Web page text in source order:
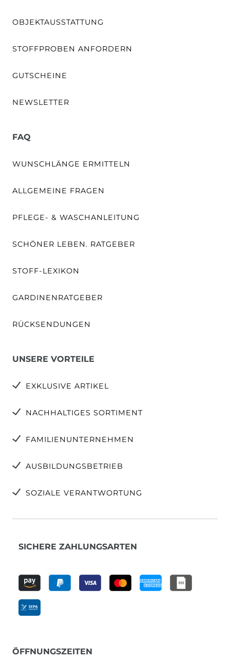
OBJEKTAUSSTATTUNG
STOFFPROBEN ANFORDERN
GUTSCHEINE
NEWSLETTER
FAQ
WUNSCHLÄNGE ERMITTELN
ALLGEMEINE FRAGEN
PFLEGE- & WASCHANLEITUNG
SCHÖNER LEBEN. RATGEBER
STOFF-LEXIKON
GARDINENRATGEBER
RÜCKSENDUNGEN
UNSERE VORTEILE
EXKLUSIVE ARTIKEL
NACHHALTIGES SORTIMENT
FAMILIENUNTERNEHMEN
AUSBILDUNGSBETRIEB
SOZIALE VERANTWORTUNG
SICHERE ZAHLUNGSARTEN
ÖFFNUNGSZEITEN